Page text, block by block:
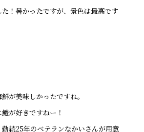
！暑かったですが、景色は最高です
が美味しかったですね。
が好きですねー！
続25年のベテランなかいさんが用意